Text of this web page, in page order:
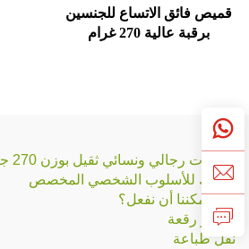
قميص فائق الاتساع للجنسين
برقبة عالية 270 غرام
لوحتك للأسلوب الشخصي المخصص
ماذا يمكننا أن نفعل؟
تطريز رقعة
نقل طباعة